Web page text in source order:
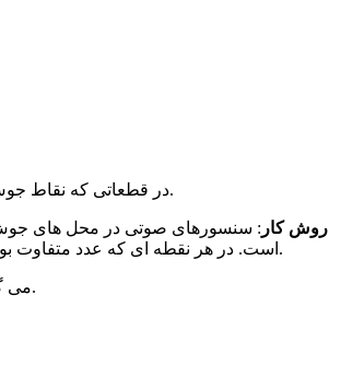
: در قطعاتی که نقاط جوش و اتصالات زیادی دارند مورد استفاده قرار می گیرد. نیاز است که برخی قطعات در حین کار نیز مرتبا مورد تست قرار گیرند.
روش کار : سنسورهای صوتی در محل های جوش
ای مشابه مرتبه اول وارد می شود. اگر اعداد بدست آمده همان اعداد مشاهده شده در مرتبه اول بود نتیجه تست ok است. در هر نقطه ای که عدد متفاوت بود بازرسی فقط در همان نقطه انجام می شود.
این گونه آزمایش ها در چند دسته کلی قرار می گیرند که به آنها روش های تست های غیر مخرب یا اصطلاحا NDT می گویند. در ادامه به شرح این روش ها می پردازیم.